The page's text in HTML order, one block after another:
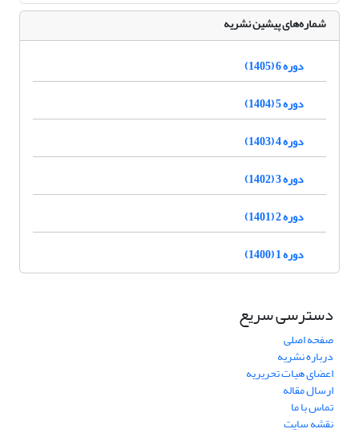
شماره‌های پیشین نشریه
دوره 6 (1405)
دوره 5 (1404)
دوره 4 (1403)
دوره 3 (1402)
دوره 2 (1401)
دوره 1 (1400)
دسترسی سریع
صفحه اصلی
درباره نشریه
اعضای هیات تحریریه
ارسال مقاله
تماس با ما
نقشه سایت